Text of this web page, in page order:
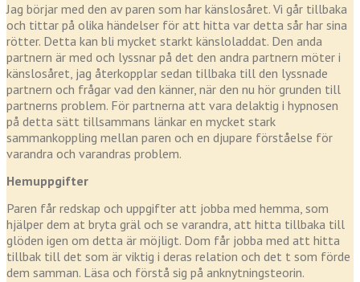
Jag börjar med den av paren som har känslosåret. Vi går tillbaka
och tittar på olika händelser för att hitta var detta sår har sina
rötter. Detta kan bli mycket starkt känsloladdat. Den anda
partnern är med och lyssnar på det den andra partnern möter i
känslosåret, jag återkopplar sedan tillbaka till den lyssnade
partnern och frågar vad den känner, när den nu hör grunden till
partnerns problem. För partnerna att vara delaktig i hypnosen
på detta sätt tillsammans länkar en mycket stark
sammankoppling mellan paren och en djupare förståelse för
varandra och varandras problem.
Hemuppgifter
Paren får redskap och uppgifter att jobba med hemma, som
hjälper dem at bryta gräl och se varandra, att hitta tillbaka till
glöden igen om detta är möjligt. Dom får jobba med att hitta
tillbak till det som är viktig i deras relation och det t som förde
dem samman. Läsa och förstå sig på anknytningsteorin.